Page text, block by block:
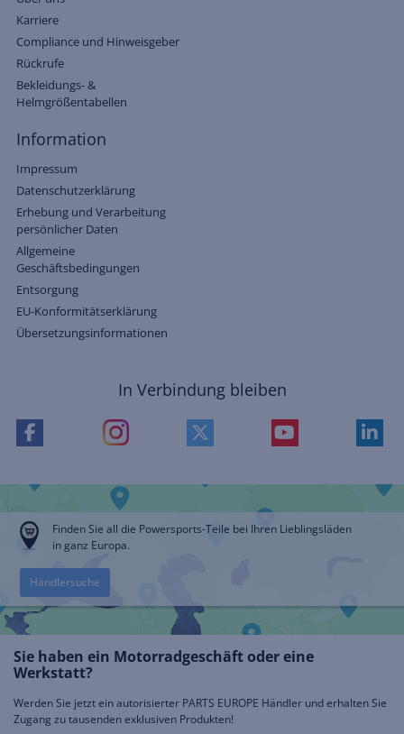
Karriere
Compliance und Hinweisgeber
Rückrufe
Bekleidungs- &
Helmgrößentabellen
Information
Impressum
Datenschutzerklärung
Erhebung und Verarbeitung
persönlicher Daten
Allgemeine
Geschäftsbedingungen
Entsorgung
EU-Konformitätserklärung
Übersetzungsinformationen
In Verbindung bleiben
Finden Sie all die Powersports-Teile bei Ihren Lieblingsläden
in ganz Europa.
Händlersuche
Sie haben ein Motorradgeschäft oder eine
Werkstatt?
Werden Sie jetzt ein autorisierter PARTS EUROPE Händler und erhalten Sie
Zugang zu tausenden exklusiven Produkten!